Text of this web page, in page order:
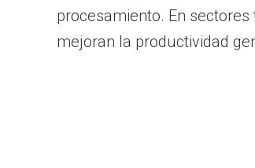
procesamiento. En
mejoran la productividad